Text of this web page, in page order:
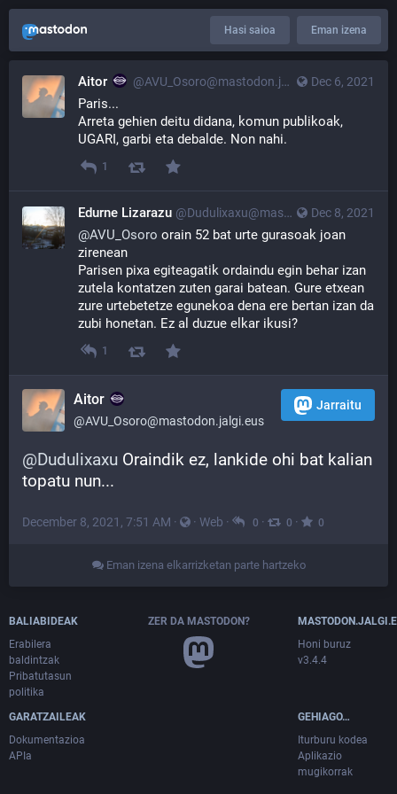
Hasi saioa Eman izena
Dec 6, 2021
Aitor @AVU_Osoro@mastodon.jalgi.eus
Paris...
Arreta gehien deitu didana, komun publikoak,
UGARI, garbi eta debalde. Non nahi.
1
Dec 8, 2021
Edurne Lizarazu @Dudulixaxu@mastodon.jalgi.eus
@AVU_Osoro orain 52 bat urte gurasoak joan
zirenean
Parisen pixa egiteagatik ordaindu egin behar izan
zutela kontatzen zuten garai batean. Gure etxean
zure urtebetetze egunekoa dena ere bertan izan da
zubi honetan. Ez al duzue elkar ikusi?
1
Aitor
@AVU_Osoro@mastodon.jalgi.eus
Jarraitu
@Dudulixaxu Oraindik ez, lankide ohi bat kalian
topatu nun...
December 8, 2021, 7:51 AM · · Web · 0 · 0 · 0
Eman izena elkarrizketan parte hartzeko
BALIABIDEAK
Erabilera
baldintzak
Pribatutasun
politika
GARATZAILEAK
Dokumentazioa
APIa
ZER DA MASTODON?
Honi buruz
v3.4.4
GEHIAGO…
Iturburu kodea
Aplikazio
mugikorrak